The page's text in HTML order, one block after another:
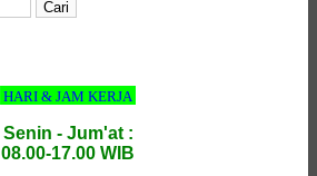
HARI & JAM KERJA
Senin - Jum'at :
08.00-17.00 WIB